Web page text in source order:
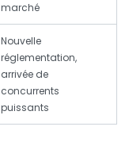
marché
Nouvelle
réglementation,
arrivée de
concurrents
puissants